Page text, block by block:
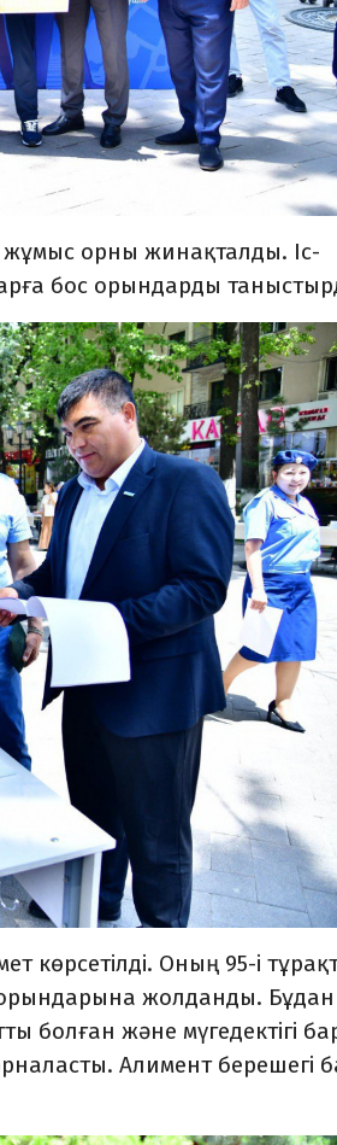
жұмыс орны жинақталды. Іс-
бос орындарды
көрсетілді. Оның 95-і
жолданды. Бұдан
болған және мүгедектігі
Алимент берешегі